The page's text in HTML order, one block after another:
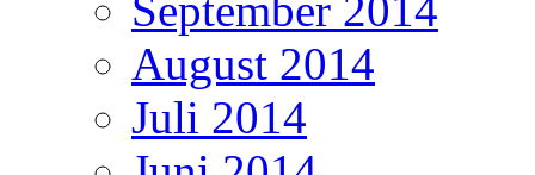
September 2014
August 2014
Juli 2014